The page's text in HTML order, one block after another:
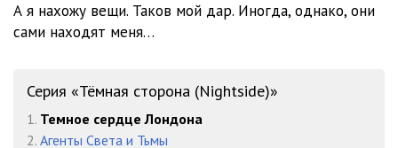
А я нахожу вещи. Таков мой дар. Иногда, однако, они
сами находят меня…
Серия «Тёмная сторона (Nightside)»
1. Темное сердце Лондона
2. Агенты Света и Тьмы